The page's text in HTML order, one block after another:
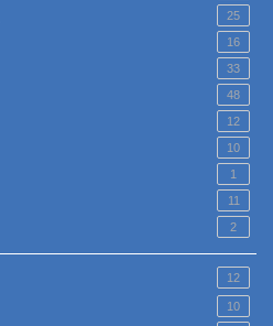
25
16
33
48
12
10
1
11
2
12
10